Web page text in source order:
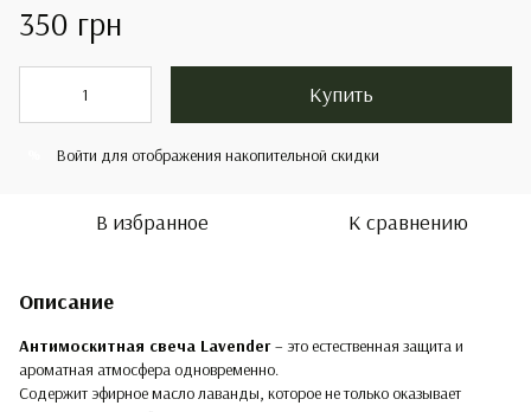
350 грн
Купить
Войти для отображения накопительной скидки
В избранное К сравнению
Описание
Антимоскитная свеча Lavender– это естественная защита и
ароматная атмосфера одновременно.
Содержит эфирное масло лаванды, которое не только оказывает